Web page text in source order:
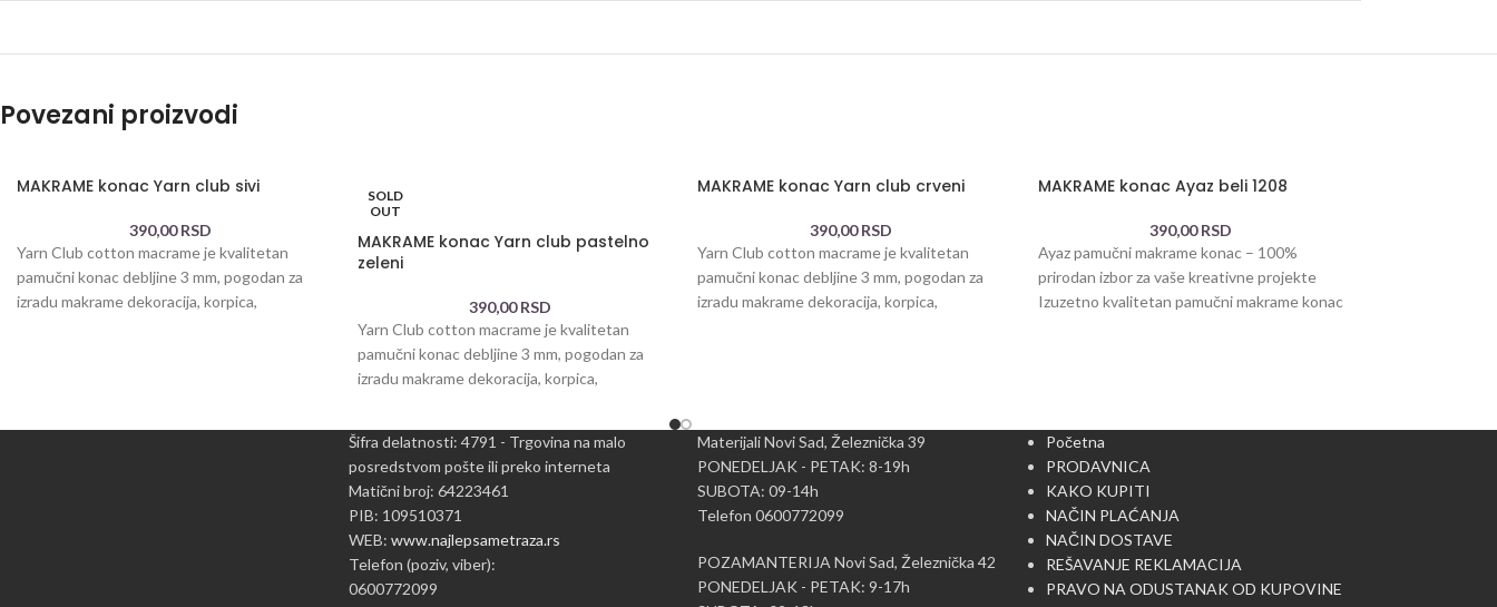
Povezani proizvodi
MAKRAME konac Yarn club sivi
390,00RSD
Yarn Club cotton macrame je kvalitetan
pamučni konac debljine 3 mm, pogodan za
izradu makrame dekoracija, korpica,
SOLD
OUT
MAKRAME konac Yarn club pastelno
zeleni
390,00RSD
Yarn Club cotton macrame je kvalitetan
pamučni konac debljine 3 mm, pogodan za
izradu makrame dekoracija, korpica,
MAKRAME konac Yarn club crveni
390,00RSD
Yarn Club cotton macrame je kvalitetan
pamučni konac debljine 3 mm, pogodan za
izradu makrame dekoracija, korpica,
MAKRAME konac Ayaz beli 1208
390,00RSD
Ayaz pamučni makrame konac – 100%
prirodan izbor za vaše kreativne projekte
Izuzetno kvalitetan pamučni makrame konac
Šifra delatnosti: 4791 - Trgovina na malo
posredstvom pošte ili preko interneta
Matični broj: 64223461
PIB: 109510371
WEB: www.najlepsametraza.rs
Telefon (poziv, viber):
0600772099
Materijali Novi Sad, Železnička 39
PONEDELJAK - PETAK: 8-19h
SUBOTA: 09-14h
Telefon 0600772099
POZAMANTERIJA Novi Sad, Železnička 42
PONEDELJAK - PETAK: 9-17h
Početna
PRODAVNICA
KAKO KUPITI
NAČIN PLAĆANJA
NAČIN DOSTAVE
REŠAVANJE REKLAMACIJA
PRAVO NA ODUSTANAK OD KUPOVINE